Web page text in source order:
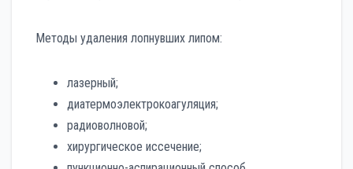
Методы удаления лопнувших липом:
лазерный;
диатермоэлектрокоагуляция;
радиоволновой;
хирургическое иссечение;